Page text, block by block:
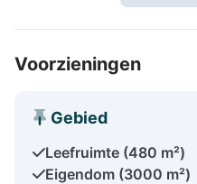
Voorzieningen
Gebied
Leefruimte (480 m²)
Eigendom (3000 m²)